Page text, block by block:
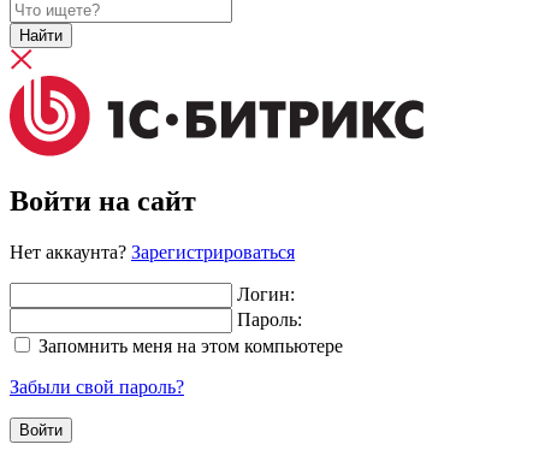
Найти
Войти на сайт
Нет аккаунта? Зарегистрироваться
Логин:
Пароль:
Запомнить меня на этом компьютере
Забыли свой пароль?